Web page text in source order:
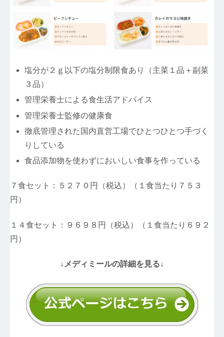
塩分が２ｇ以下の塩分制限食あり（主菜１品＋副菜
３品）
管理栄養士による食生活アドバイス
管理栄養士監修の健康食
徹底管理された国内直営工場でひとつひとつ手づく
りしている
食品添加物を使わずにおいしい食事を作っている
７食セット：５２７０円（税込）（１食当たり７５３
円）
１４食セット：９６９８円（税込）（１食当たり６９２
円）
↓メディミールの詳細を見る↓